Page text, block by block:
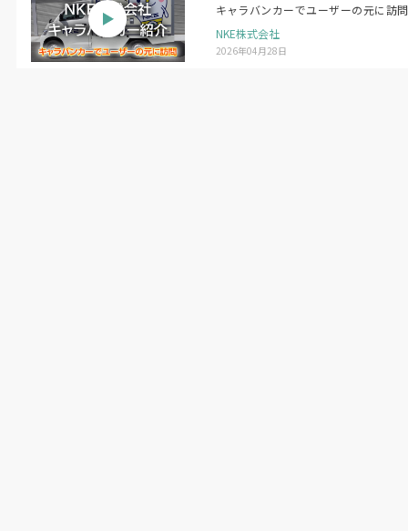
キャラバンカーでユーザーの元に訪問
NKE株式会社
2026年04月28日